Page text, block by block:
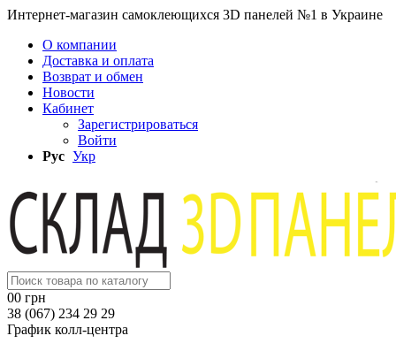
Интернет-магазин самоклеющихся 3D панелей №1 в Украине
О компании
Доставка и оплата
Возврат и обмен
Новости
Кабинет
Зарегистрироваться
Войти
Рус Укр
00 грн
38 (067) 234 29 29
График колл-центра